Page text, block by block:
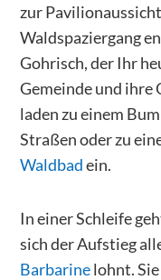
zur
Waldspaziergang
Gohrisch, der Ihr
Gemeinde und
laden zu einem
Straßen oder zu
Waldbadein.
In einer Schleife
sich der Aufstieg
Barbarinelohnt.